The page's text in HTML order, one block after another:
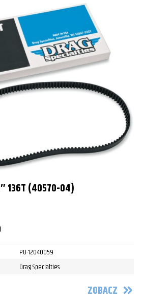
136T (40570-04)
PU-12040059
Drag Specialties
ZOBACZ